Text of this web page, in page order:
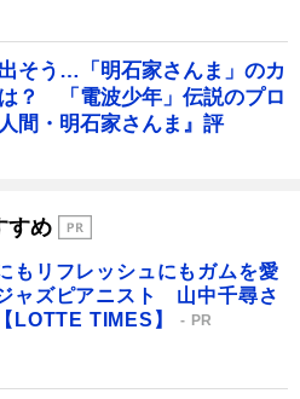
そう…「明石家さんま」のカ
？ 「電波少年」伝説のプロ
間・明石家さんま』評
すめ
もリフレッシュにもガムを愛
ャズピアニスト 山中千尋さ
LOTTE TIMES】
PR